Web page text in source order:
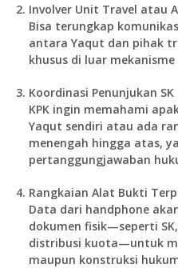
Involver Unit Travel atau
Bisa terungkap
antara Yaqut dan pihak
khusus di luar
Koordinasi Penunjukan SK
KPK ingin memahami
Yaqut sendiri atau ada
menengah hingga atas,
pertanggungjawaban
Rangkaian Alat Bukti
Data dari handphone
dokumen fisik—seperti
distribusi kuota—untuk
maupun konstruksi